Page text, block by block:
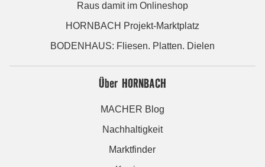
Raus damit im Onlineshop
HORNBACH Projekt-Marktplatz
BODENHAUS: Fliesen. Platten. Dielen
Über HORNBACH
MACHER Blog
Nachhaltigkeit
Marktfinder